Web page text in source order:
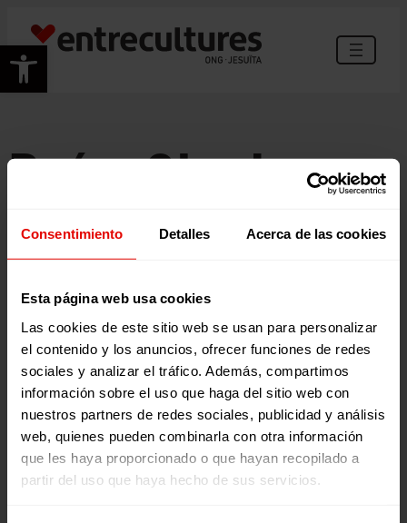
Consentimiento Detalles Acerca de las cookies
Esta página web usa cookies
Las cookies de este sitio web se usan para personalizar
el contenido y los anuncios, ofrecer funciones de redes
sociales y analizar el tráfico. Además, compartimos
información sobre el uso que haga del sitio web con
nuestros partners de redes sociales, publicidad y análisis
web, quienes pueden combinarla con otra información
que les haya proporcionado o que hayan recopilado a
partir del uso que haya hecho de sus servicios.
Obre la barra d'eines
contingut
País:Chad
C/ Maldonado, 1. Planta 3.
28006: Madrid
Tlf. 91 590 26 72
noticias@entreculturas.org
Facebook
X YouTube
Instagram
LinkedIn
Bluesky